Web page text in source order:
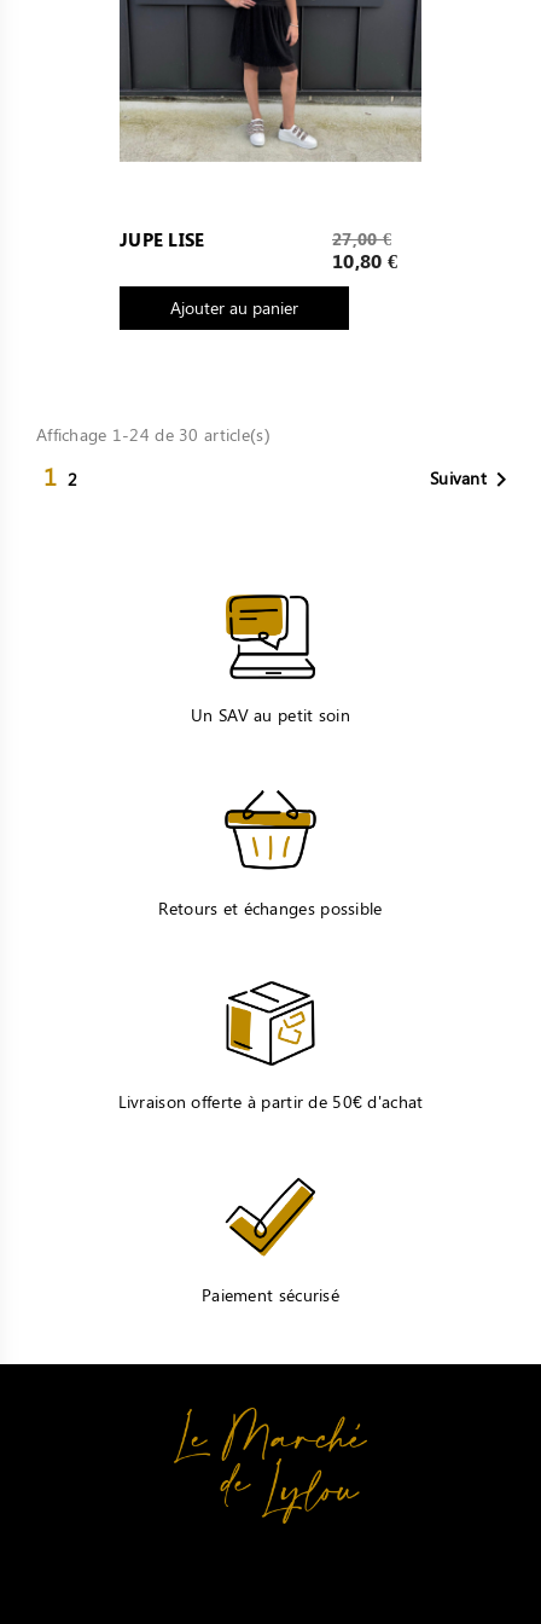
JUPE LISE
Prix
de
base
27,00 €
Prix
10,80 €
Ajouter au panier
Affichage 1-24 de 30 article(s)
1 2 Suivant 
Un SAV au petit soin
Retours et échanges possible
Livraison offerte à partir de 50€ d'achat
Paiement sécurisé